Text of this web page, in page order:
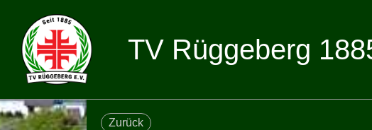
TV Rüggeberg
Zurück